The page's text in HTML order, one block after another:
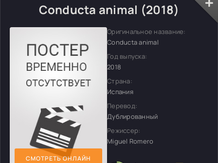
Conducta animal (2018)
СМОТРЕТЬ ОНЛАЙН
Оригинальное название:
Conducta animal
Год выпуска:
2018
Страна:
Испания
Перевод:
Дублированный
Режиссер:
Miguel Romero